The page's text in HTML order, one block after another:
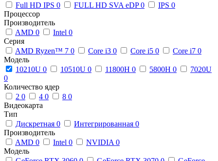
Full HD IPS 0 FULL HD SVA eDP0 IPS 0
Процессор
Производитель
AMD 0 Intel 0
Серия
AMD Ryzen™ 7 0 Core i3 0 Core i5 0 Core i7 0
Модель
10210U 0 10510U 0 11800H 0 5800H 0
7020U
0
Количество ядер
2 0 4 0 8 0
Видеокарта
Тип
Дискретная 0 Интегрированная 0
Производитель
AMD 0 Intel 0 NVIDIA 0
Модель